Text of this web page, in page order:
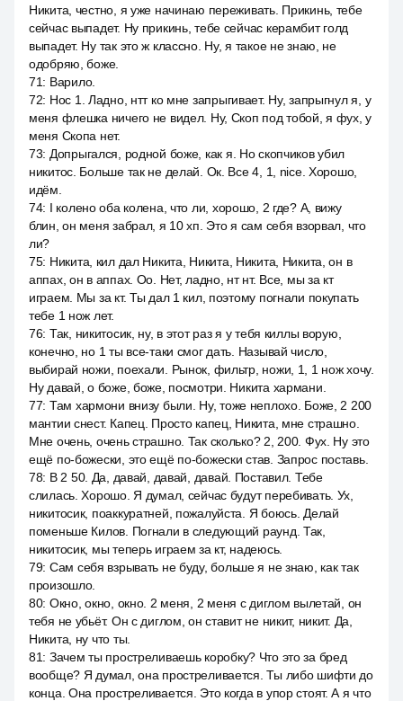
Никита, честно, я уже начинаю переживать. Прикинь, тебе
сейчас выпадет. Ну прикинь, тебе сейчас керамбит голд
выпадет. Ну так это ж классно. Ну, я такое не знаю, не
одобряю, боже.
71: Варило.
72: Нос 1. Ладно, нтт ко мне запрыгивает. Ну, запрыгнул я, у
меня флешка ничего не видел. Ну, Скоп под тобой, я фух, у
меня Скопа нет.
73: Допрыгался, родной боже, как я. Но скопчиков убил
никитос. Больше так не делай. Ок. Все 4, 1, nice. Хорошо,
идём.
74: I колено оба колена, что ли, хорошо, 2 где? А, вижу
блин, он меня забрал, я 10 хп. Это я сам себя взорвал, что
ли?
75: Никита, кил дал Никита, Никита, Никита, Никита, он в
аппах, он в аппах. Оо. Нет, ладно, нт нт. Все, мы за кт
играем. Мы за кт. Ты дал 1 кил, поэтому погнали покупать
тебе 1 нож лет.
76: Так, никитосик, ну, в этот раз я у тебя киллы ворую,
конечно, но 1 ты все-таки смог дать. Называй число,
выбирай ножи, поехали. Рынок, фильтр, ножи, 1, 1 нож хочу.
Ну давай, о боже, боже, посмотри. Никита хармани.
77: Там хармони внизу были. Ну, тоже неплохо. Боже, 2 200
мантии снест. Капец. Просто капец, Никита, мне страшно.
Мне очень, очень страшно. Так сколько? 2, 200. Фух. Ну это
ещё по-божески, это ещё по-божески став. Запрос поставь.
78: В 2 50. Да, давай, давай, давай. Поставил. Тебе
слилась. Хорошо. Я думал, сейчас будут перебивать. Ух,
никитосик, поаккуратней, пожалуйста. Я боюсь. Делай
поменьше Килов. Погнали в следующий раунд. Так,
никитосик, мы теперь играем за кт, надеюсь.
79: Сам себя взрывать не буду, больше я не знаю, как так
произошло.
80: Окно, окно, окно. 2 меня, 2 меня с диглом вылетай, он
тебя не убьёт. Он с диглом, он ставит не никит, никит. Да,
Никита, ну что ты.
81: Зачем ты простреливаешь коробку? Что это за бред
вообще? Я думал, она простреливается. Ты либо шифти до
конца. Она простреливается. Это когда в упор стоят. А я что